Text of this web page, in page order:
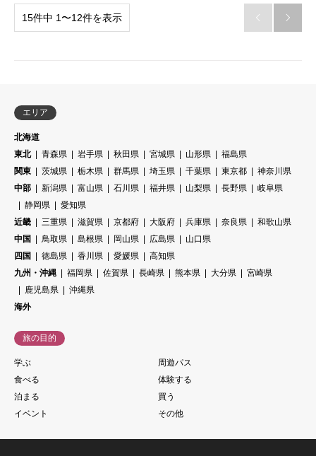
15件中 1〜12件を表示  
エリア
北海道
東北
青森県 岩手県 秋田県 宮城県 山形県
福島県
関東
茨城県 栃木県 群馬県 埼玉県 千葉県 東京都
神奈川県
中部
新潟県 富山県 石川県 福井県 山梨県 長野県
岐阜県
静岡県
愛知県
近畿
三重県 滋賀県 京都府 大阪府 兵庫県 奈良県
和歌山県
中国
鳥取県 島根県 岡山県 広島県
山口県
四国
徳島県 香川県 愛媛県
高知県
九州・沖縄
福岡県 佐賀県 長崎県 熊本県 大分県
宮崎県
鹿児島県
沖縄県
海外
旅の目的
学ぶ
周遊パス
食べる
体験する
泊まる
買う
イベント
その他